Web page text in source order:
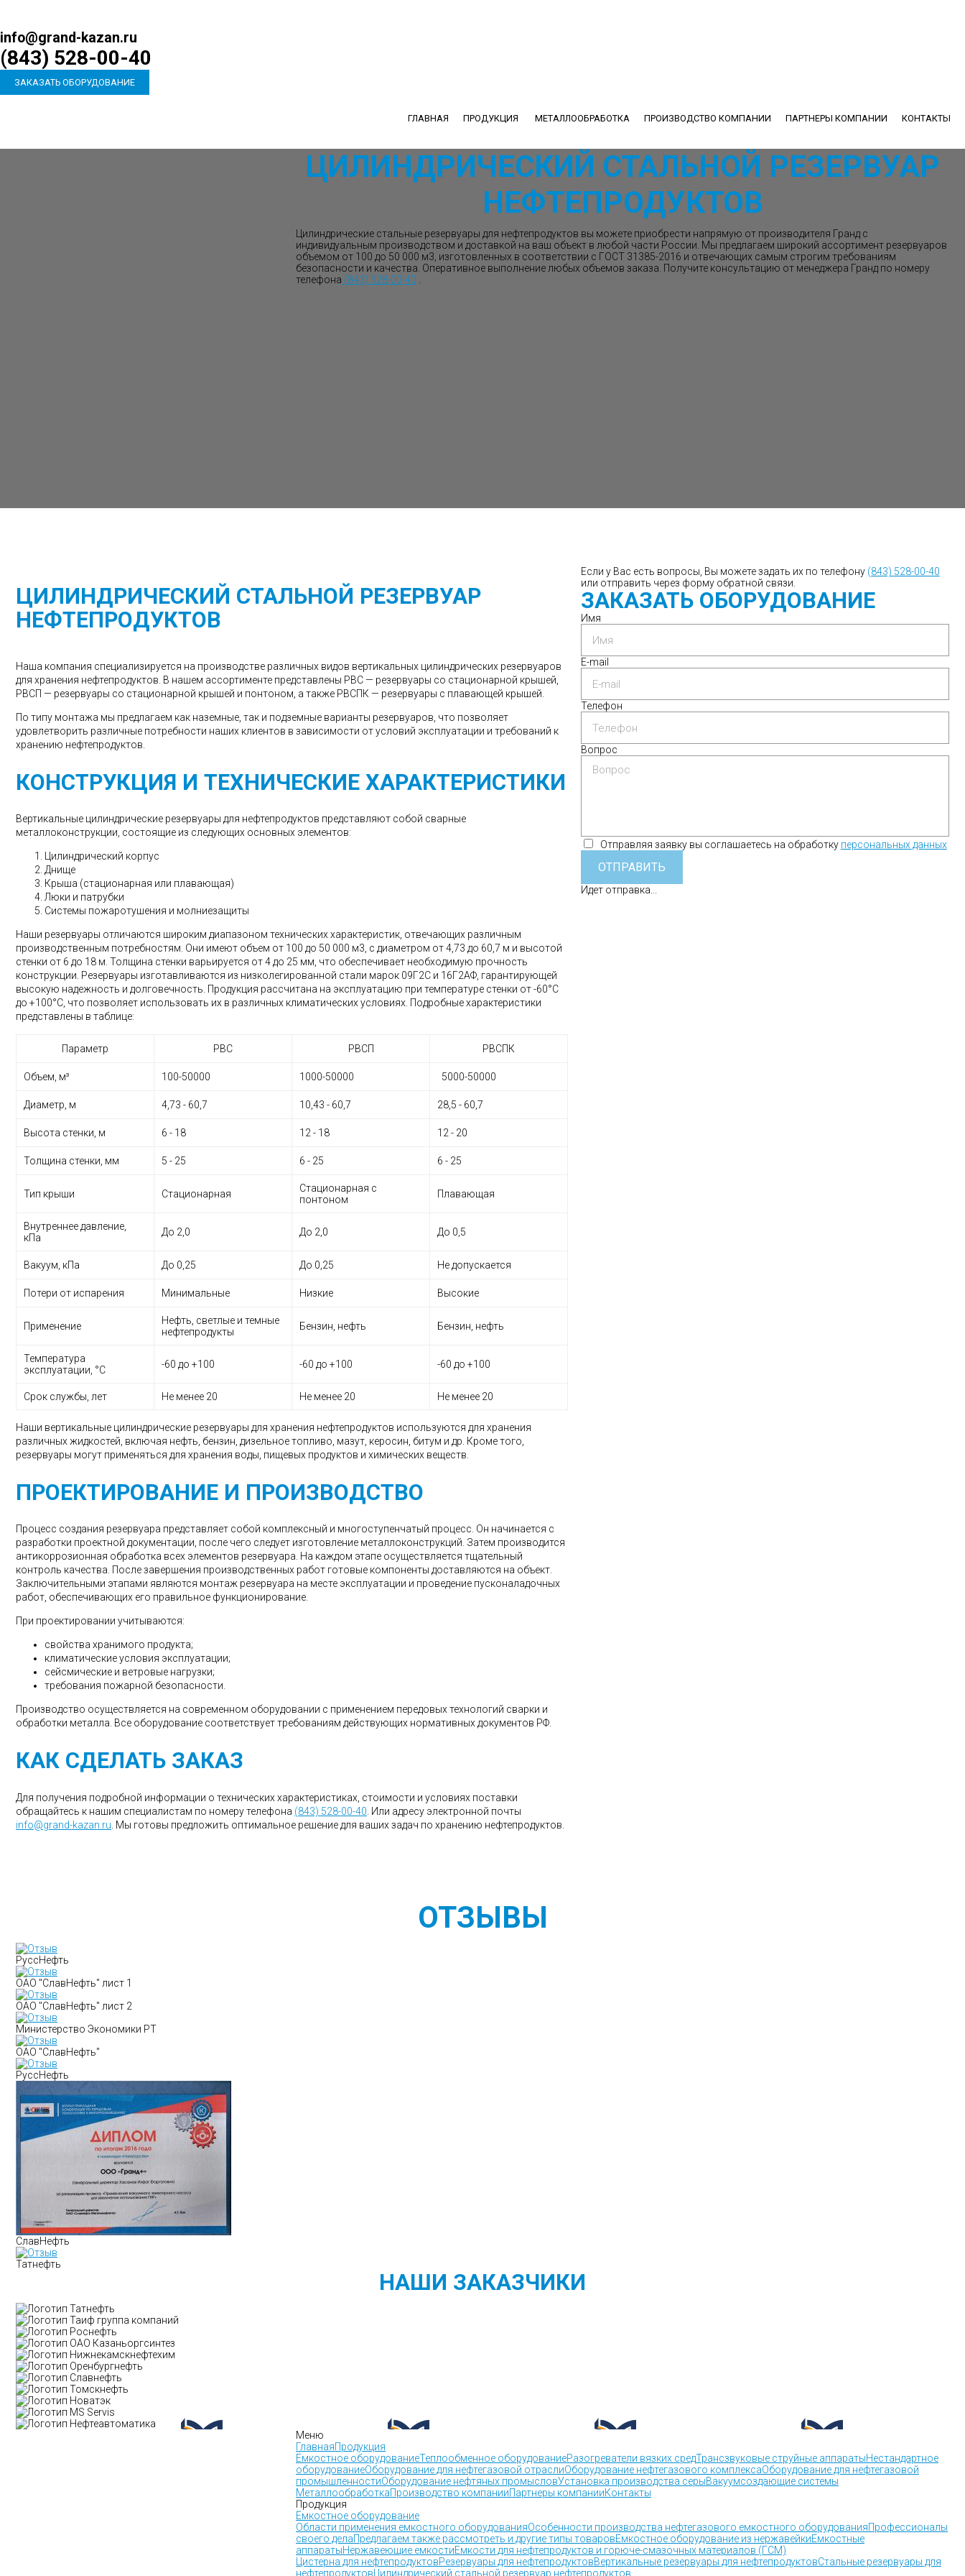
info@grand-kazan.ru
(843) 528-00-40
ЗАКАЗАТЬ ОБОРУДОВАНИЕ
ГЛАВНАЯ ПРОДУКЦИЯ МЕТАЛЛООБРАБОТКА ПРОИЗВОДСТВО КОМПАНИИ ПАРТНЕРЫ КОМПАНИИ КОНТАКТЫ
ЦИЛИНДРИЧЕСКИЙ СТАЛЬНОЙ РЕЗЕРВУАР
НЕФТЕПРОДУКТОВ
Цилиндрические стальные резервуары для нефтепродуктов вы можете приобрести напрямую от производителя Гранд с
индивидуальным производством и доставкой на ваш объект в любой части России. Мы предлагаем широкий ассортимент резервуаров
объемом от 100 до 50 000 м3, изготовленных в соответствии с ГОСТ 31385-2016 и отвечающих самым строгим требованиям
безопасности и качества. Оперативное выполнение любых объемов заказа. Получите консультацию от менеджера Гранд по номеру
телефона (843) 528-00-40
ЦИЛИНДРИЧЕСКИЙ СТАЛЬНОЙ РЕЗЕРВУАР
НЕФТЕПРОДУКТОВ
Наша компания специализируется на производстве различных видов вертикальных цилиндрических резервуаров
для хранения нефтепродуктов. В нашем ассортименте представлены РВС — резервуары со стационарной крышей,
РВСП — резервуары со стационарной крышей и понтоном, а также РВСПК — резервуары с плавающей крышей.
По типу монтажа мы предлагаем как наземные, так и подземные варианты резервуаров, что позволяет
удовлетворить различные потребности наших клиентов в зависимости от условий эксплуатации и требований к
хранению нефтепродуктов.
КОНСТРУКЦИЯ И ТЕХНИЧЕСКИЕ ХАРАКТЕРИСТИКИ
Вертикальные цилиндрические резервуары для нефтепродуктов представляют собой сварные
металлоконструкции, состоящие из следующих основных элементов:
Цилиндрический корпус
Днище
Крыша (стационарная или плавающая)
Люки и патрубки
Системы пожаротушения и молниезащиты
Наши резервуары отличаются широким диапазоном технических характеристик, отвечающих различным
производственным потребностям. Они имеют объем от 100 до 50 000 м3, с диаметром от 4,73 до 60,7 м и высотой
стенки от 6 до 18 м. Толщина стенки варьируется от 4 до 25 мм, что обеспечивает необходимую прочность
конструкции. Резервуары изготавливаются из низколегированной стали марок 09Г2С и 16Г2АФ, гарантирующей
высокую надежность и долговечность. Продукция рассчитана на эксплуатацию при температуре стенки от -60°С
до +100°С, что позволяет использовать их в различных климатических условиях. Подробные характеристики
представлены в таблице:
Параметр РВС РВСП РВСПК
Объем, м³ 100-50000 1000-50000 5000-50000
Диаметр, м 4,73 - 60,7 10,43 - 60,7 28,5 - 60,7
Высота стенки, м 6 - 18 12 - 18 12 - 20
Толщина стенки, мм 5 - 25 6 - 25 6 - 25
Тип крыши Стационарная
Стационарная с
понтоном
Плавающая
Внутреннее давление,
кПа
До 2,0 До 2,0 До 0,5
Вакуум, кПа До 0,25 До 0,25 Не допускается
Потери от испарения Минимальные Низкие Высокие
Применение
Нефть, светлые и темные
нефтепродукты
Бензин, нефть Бензин, нефть
Температура
эксплуатации, °C
-60 до +100 -60 до +100 -60 до +100
Срок службы, лет Не менее 20 Не менее 20 Не менее 20
Наши вертикальные цилиндрические резервуары для хранения нефтепродуктов используются для хранения
различных жидкостей, включая нефть, бензин, дизельное топливо, мазут, керосин, битум и др. Кроме того,
резервуары могут применяться для хранения воды, пищевых продуктов и химических веществ.
ПРОЕКТИРОВАНИЕ И ПРОИЗВОДСТВО
Процесс создания резервуара представляет собой комплексный и многоступенчатый процесс. Он начинается с
разработки проектной документации, после чего следует изготовление металлоконструкций. Затем производится
антикоррозионная обработка всех элементов резервуара. На каждом этапе осуществляется тщательный
контроль качества. После завершения производственных работ готовые компоненты доставляются на объект.
Заключительными этапами являются монтаж резервуара на месте эксплуатации и проведение пусконаладочных
работ, обеспечивающих его правильное функционирование.
При проектировании учитываются:
свойства хранимого продукта;
климатические условия эксплуатации;
сейсмические и ветровые нагрузки;
требования пожарной безопасности.
Производство осуществляется на современном оборудовании с применением передовых технологий сварки и
обработки металла. Все оборудование соответствует требованиям действующих нормативных документов РФ.
КАК СДЕЛАТЬ ЗАКАЗ
Для получения подробной информации о технических характеристиках, стоимости и условиях поставки
обращайтесь к нашим специалистам по номеру телефона (843) 528-00-40 . Или адресу электронной почты
info@grand-kazan.ru . Мы готовы предложить оптимальное решение для ваших задач по хранению нефтепродуктов.
Если у Вас есть вопросы, Вы можете задать их по телефону (843) 528-00-40
или отправить через форму обратной связи.
ЗАКАЗАТЬ ОБОРУДОВАНИЕ
Имя
E-mail
Телефон
Вопрос
Отправляя заявку вы соглашаетесь на обработку персональных данных
ОТПРАВИТЬ
Идет отправка...
ОТЗЫВЫ
РуссНефть
ОАО "СлавНефть" лист 1
ОАО "СлавНефть" лист 2
Министерство Экономики РТ
ОАО "СлавНефть"
РуссНефть
СлавНефть
Татнефть
НАШИ ЗАКАЗЧИКИ
Меню
ГлавнаяПродукция
Ёмкостное оборудованиеТеплообменное оборудованиеРазогреватели вязких средТрансзвуковые струйные аппаратыНестандартное
оборудованиеОборудование для нефтегазовой отраслиОборудование нефтегазового комплексаОборудование для нефтегазовой
промышленностиОборудование нефтяных промысловУстановка производства серыВакуумсоздающие системы
МеталлообработкаПроизводство компанииПартнеры компанииКонтакты
Продукция
Ёмкостное оборудование
Области применения емкостного оборудованияОсобенности производства нефтегазового емкостного оборудованияПрофессионалы
своего делаПредлагаем также рассмотреть и другие типы товаровЕмкостное оборудование из нержавейкиЕмкостные
аппаратыНержавеющие емкостиЕмкости для нефтепродуктов и горюче-смазочных материалов (ГСМ)
Цистерна для нефтепродуктовРезервуары для нефтепродуктовВертикальные резервуары для нефтепродуктовСтальные резервуары для
нефтепродуктов Цилиндрический стальной резервуар нефтепродуктов